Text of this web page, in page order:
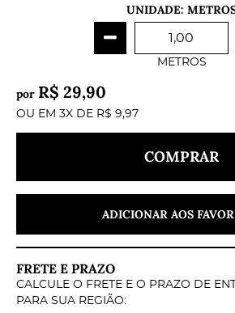
UNIDADE:
METROS
por R$ 29,90
OU EM 3X DE R$ 9,97
COMPRAR
ADICIONAR AOS
FRETE E PRAZO
CALCULE O FRETE E O PRAZO DE
PARA SUA REGIÃO: